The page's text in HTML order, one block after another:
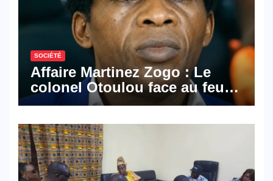
SOCIÉTÉ
Affaire Martinez Zogo : Le
colonel Otoulou face au feu
croisé des avocats de la